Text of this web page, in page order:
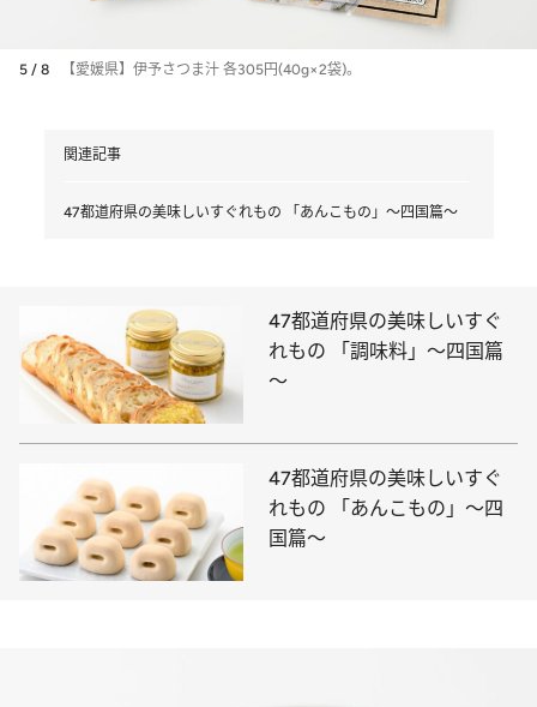
5 / 8 【愛媛県】伊予さつま汁 各305円(40g×2袋)。
関連記事
47都道府県の美味しいすぐれもの 「あんこもの」～四国篇～
47都道府県の美味しいすぐ
れもの 「調味料」～四国篇
～
47都道府県の美味しいすぐ
れもの 「あんこもの」～四
国篇～